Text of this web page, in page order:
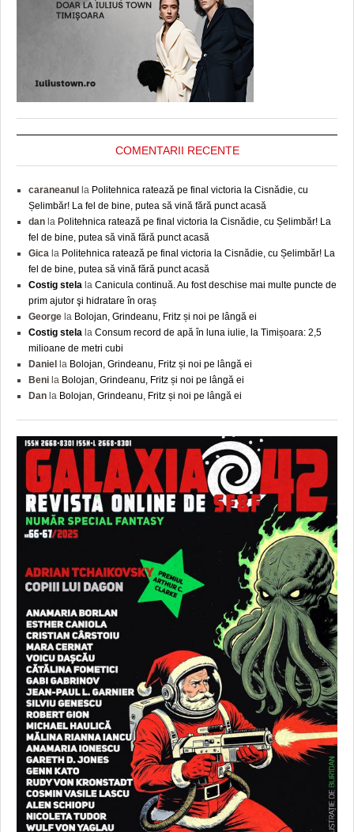
COMENTARII RECENTE
caraneanul la Politehnica ratează pe final victoria la Cisnădie, cu
Șelimbăr! La fel de bine, putea să vină fără punct acasă
dan la Politehnica ratează pe final victoria la Cisnădie, cu Șelimbăr! La
fel de bine, putea să vină fără punct acasă
Gica la Politehnica ratează pe final victoria la Cisnădie, cu Șelimbăr! La
fel de bine, putea să vină fără punct acasă
Costig stela la Canicula continuă. Au fost deschise mai multe puncte de
prim ajutor şi hidratare în oraș
George la Bolojan, Grindeanu, Fritz și noi pe lângă ei
Costig stela la Consum record de apă în luna iulie, la Timișoara: 2,5
milioane de metri cubi
Daniel
la Bolojan, Grindeanu, Fritz și noi pe lângă ei
Beni la Bolojan, Grindeanu, Fritz și noi pe lângă ei
Dan la Bolojan, Grindeanu, Fritz și noi pe lângă ei